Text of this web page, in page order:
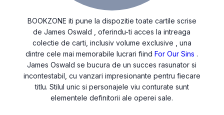
BOOKZONE iti pune la dispozitie toate cartile scrise
de James Oswald , oferindu-ti acces la intreaga
colectie de carti, inclusiv volume exclusive , una
dintre cele mai memorabile lucrari fiindFor Our Sins .
James Oswald se bucura de un succes rasunator si
incontestabil, cu vanzari impresionante pentru fiecare
titlu. Stilul unic si personajele viu conturate sunt
elementele definitorii ale operei sale.